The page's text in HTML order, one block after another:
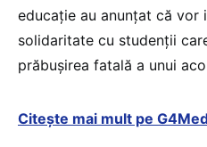
educaţie au anunţat că vor
solidaritate cu studenţii
prăbuşirea fatală a unui
Citește mai mult pe